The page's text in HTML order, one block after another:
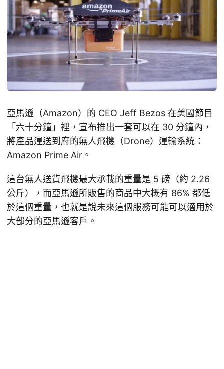
亞馬遜（Amazon）的 CEO Jeff Bezos 在美國節目
「六十分鐘」裡，宣布推出一套可以在 30 分鐘內，
將產品運送到府的無人飛機（Drone）運輸系統：
Amazon Prime Air。
這台無人送貨飛機最大承載的重量是 5 磅（約 2.26
公斤），而亞馬遜所販售的商品中大概有 86% 都低
於這個重量，也就是說未來這個服務可能可以適用於
大部分的亞馬遜客戶。